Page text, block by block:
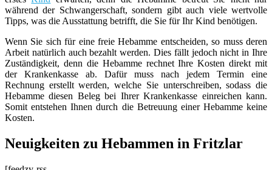
während der Schwangerschaft, sondern gibt auch viele wertvolle
Tipps, was die Ausstattung betrifft, die Sie für Ihr Kind benötigen.
Wenn Sie sich für eine freie Hebamme entscheiden, so muss deren
Arbeit natürlich auch bezahlt werden. Dies fällt jedoch nicht in Ihre
Zuständigkeit, denn die Hebamme rechnet Ihre Kosten direkt mit
der Krankenkasse ab. Dafür muss nach jedem Termin eine
Rechnung erstellt werden, welche Sie unterschreiben, sodass die
Hebamme diesen Beleg bei Ihrer Krankenkasse einreichen kann.
Somit entstehen Ihnen durch die Betreuung einer Hebamme keine
Kosten.
Neuigkeiten zu Hebammen in Fritzlar